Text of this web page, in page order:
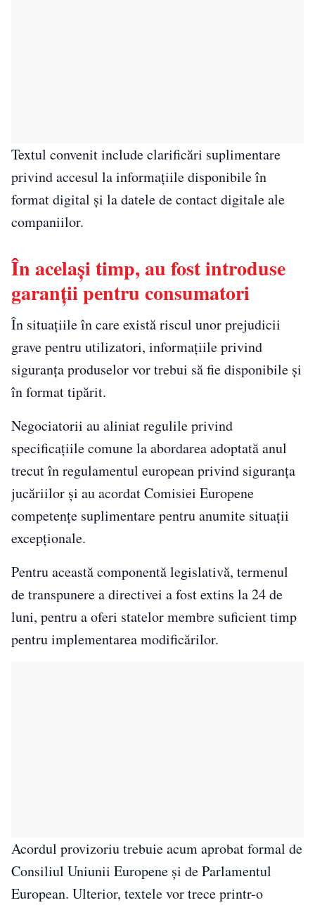
Textul convenit include clarificări suplimentare
privind accesul la informațiile disponibile în
format digital și la datele de contact digitale ale
companiilor.
În același timp, au fost introduse
garanții pentru consumatori
În situațiile în care există riscul unor prejudicii
grave pentru utilizatori, informațiile privind
siguranța produselor vor trebui să fie disponibile și
în format tipărit.
Negociatorii au aliniat regulile privind
specificațiile comune la abordarea adoptată anul
trecut în regulamentul european privind siguranța
jucăriilor și au acordat Comisiei Europene
competențe suplimentare pentru anumite situații
excepționale.
Pentru această componentă legislativă, termenul
de transpunere a directivei a fost extins la 24 de
luni, pentru a oferi statelor membre suficient timp
pentru implementarea modificărilor.
Acordul provizoriu trebuie acum aprobat formal de
Consiliul Uniunii Europene și de Parlamentul
European. Ulterior, textele vor trece printr-o